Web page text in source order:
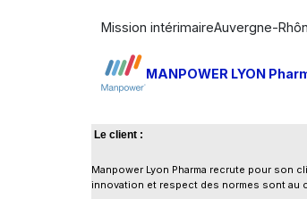
Mission intérimaireAuvergne-
MANPOWER LYON
Le client :
Manpower Lyon Pharma recrute pour son
innovation et respect des normes sont